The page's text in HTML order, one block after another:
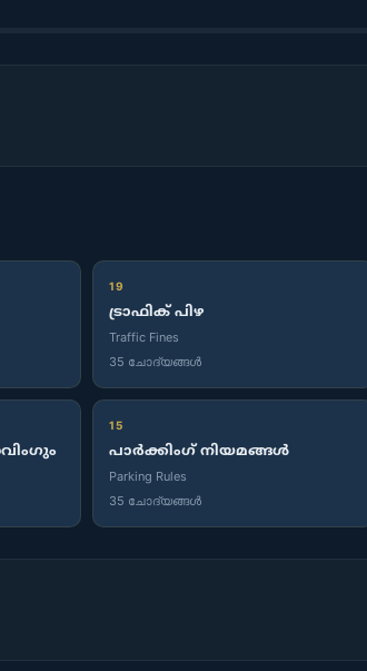
19
ട്രാഫിക് പിഴ
Traffic Fines
35 ചോദ്യങ്ങൾ
15
പാർക്കിംഗ് നിയമങ്ങൾ
Parking Rules
35 ചോദ്യങ്ങൾ